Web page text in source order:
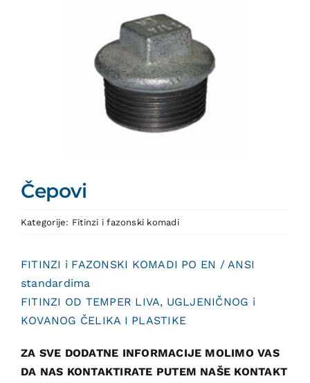
Čepovi
Kategorije: Fitinzi i fazonski komadi
FITINZI i FAZONSKI KOMADI PO EN / ANSI
standardima
FITINZI OD TEMPER LIVA, UGLJENIČNOG i
KOVANOG ČELIKA I PLASTIKE
ZA SVE DODATNE INFORMACIJE MOLIMO VAS
DA NAS KONTAKTIRATE PUTEM NAŠE KONTAKT